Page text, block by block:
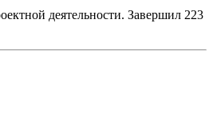
деятельности. Завершил 223